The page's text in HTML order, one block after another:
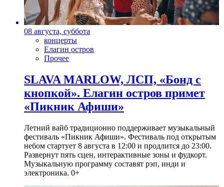
08 августа, суббота
концерты
Елагин остров
Прочее
SLAVA MARLOW, ЛСП, «Бонд с
кнопкой». Елагин остров примет
«Пикник Афиши»
Летний вайб традиционно поддерживает музыкальный
фестиваль «Пикник Афиши». Фестиваль под открытым
небом стартует 8 августа в 12:00 и продлится до 23:00.
Развернут пять сцен, интерактивные зоны и фудкорт.
Музыкальную программу составят рэп, инди и
электроника. 0+